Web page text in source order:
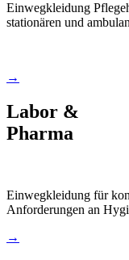
Einwegkleidung
stationären und
→
Labor &
Pharma
Einwegkleidung für
Anforderungen an
→